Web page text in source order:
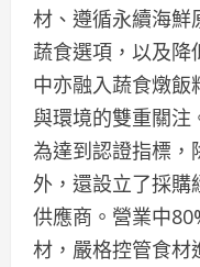
材、遵循永續海鮮
蔬食選項，以及降
中亦融入蔬食燉
與環境的雙重關注
為達到認證指標，
外，還設立了採
供應商。營業中
材，嚴格控管食材